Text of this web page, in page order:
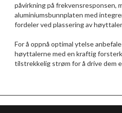
påvirkning på frekvensresponsen,
aluminiumsbunnplaten med
fordeler ved plassering av
For å oppnå optimal ytelse
høyttalerne med en kraftig
tilstrekkelig strøm for å drive dem